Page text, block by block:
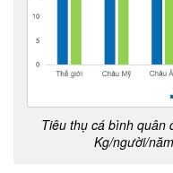
Tiêu thụ cá bình quân
Kg/người/